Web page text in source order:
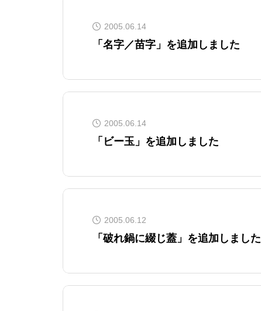
2005.06.14
「名字／苗字」を追加しました
2005.06.14
「ビー玉」を追加しました
2005.06.12
「破れ鍋に綴じ蓋」を追加しました